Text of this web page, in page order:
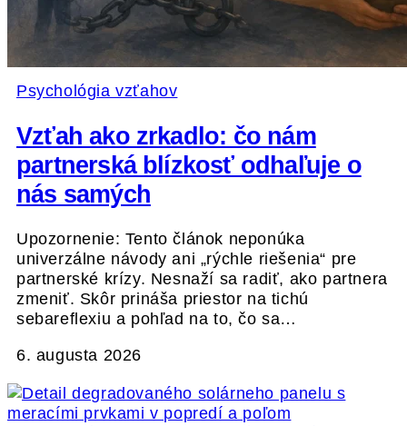
Psychológia vzťahov
Vzťah ako zrkadlo: čo nám
partnerská blízkosť odhaľuje o
nás samých
Upozornenie: Tento článok neponúka
univerzálne návody ani „rýchle riešenia“ pre
partnerské krízy. Nesnaží sa radiť, ako partnera
zmeniť. Skôr prináša priestor na tichú
sebareflexiu a pohľad na to, čo sa…
6. augusta 2026